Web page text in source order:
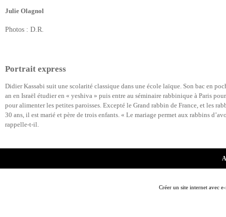
Julie Olagnol
Photos : D.R.
Portrait express
Didier Kassabi suit une scolarité classique dans une école laïque. Son bac en
an en Israël étudier en « yeshiva » puis entre au séminaire rabbinique à Paris
pour alimenter les petites paroisses. Excepté le Grand rabbin de France, et les
30 ans, il est marié et père de trois enfants. « Le mariage permet aux rabbins
rappelle-t-il.
Créer un site internet avec